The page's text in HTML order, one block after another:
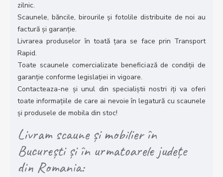
zilnic.
Scaunele, băncile, birourile și fotolile distribuite de noi au
factură și garanție.
Livrarea produselor în toată țara se face prin Transport
Rapid.
Toate scaunele comercializate beneficiază de condiții de
garanție conforme legislației in vigoare.
Contacteaza-ne și unul din specialiștii nostri iți va oferi
toate informațiile de care ai nevoie în legatură cu scaunele
și produsele de mobila din stoc!
Livram scaune și mobilier în
București și în urmatoarele județe
din Romania: